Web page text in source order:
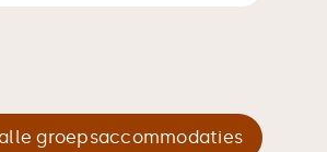
groepsaccommodaties